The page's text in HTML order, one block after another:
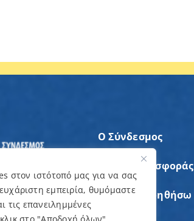
στον ιστότοπό μας για να σας
εμπειρία, θυμόμαστε
τις επανειλημμένες
Ο Σύνδεσμος
Άξονες Προσφοράς
Θέλω να Βοηθήσω